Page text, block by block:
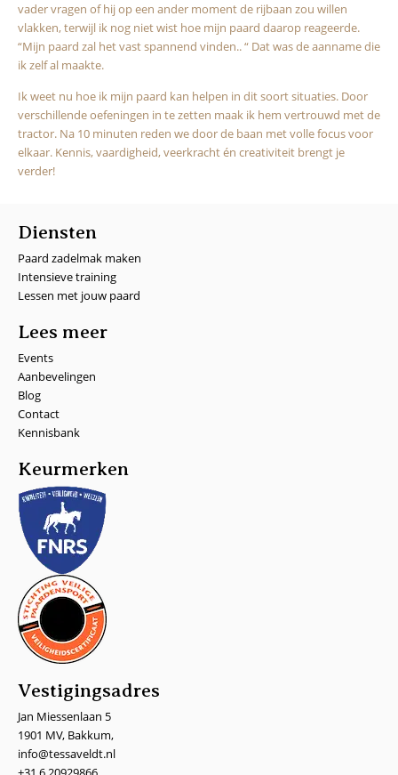
vader vragen of hij op een ander moment de rijbaan zou willen
vlakken, terwijl ik nog niet wist hoe mijn paard daarop reageerde.
“Mijn paard zal het vast spannend vinden.. “ Dat was de aanname die
ik zelf al maakte.
Ik weet nu hoe ik mijn paard kan helpen in dit soort situaties. Door
verschillende oefeningen in te zetten maak ik hem vertrouwd met de
tractor. Na 10 minuten reden we door de baan met volle focus voor
elkaar. Kennis, vaardigheid, veerkracht én creativiteit brengt je
verder!
Diensten
Paard zadelmak maken
Intensieve training
Lessen met jouw paard
Lees meer
Events
Aanbevelingen
Blog
Contact
Kennisbank
Keurmerken
Vestigingsadres
Jan Miessenlaan 5
1901 MV, Bakkum,
info@tessaveldt.nl